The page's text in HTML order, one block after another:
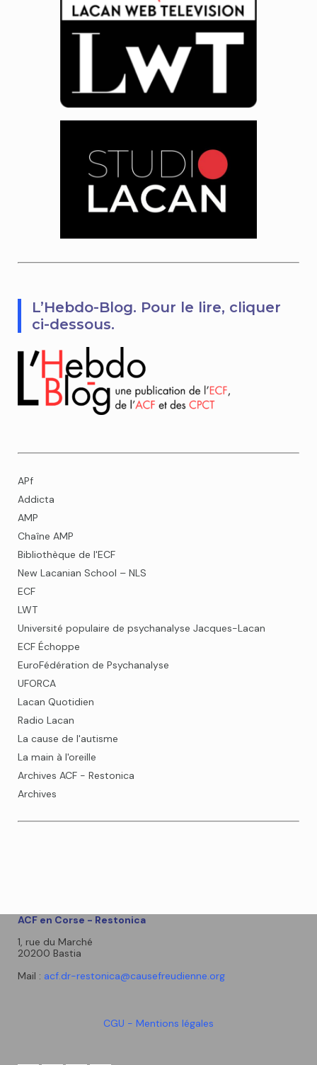
L’Hebdo-Blog. Pour le lire, cliquer
ci-dessous.
APf
Addicta
AMP
Chaîne AMP
Bibliothèque de l'ECF
New Lacanian School – NLS
ECF
LWT
Université populaire de psychanalyse Jacques-Lacan
ECF Échoppe
EuroFédération de Psychanalyse
UFORCA
Lacan Quotidien
Radio Lacan
La cause de l'autisme
La main à l'oreille
Archives ACF - Restonica
Archives
ACF en Corse - Restonica
1, rue du Marché
20200 Bastia
Mail : acf.dr-restonica@causefreudienne.org
CGU - Mentions légales